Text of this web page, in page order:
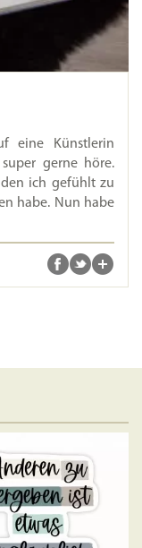
eine Künstlerin
gerne höre.
den ich gefühlt zu
habe. Nun habe